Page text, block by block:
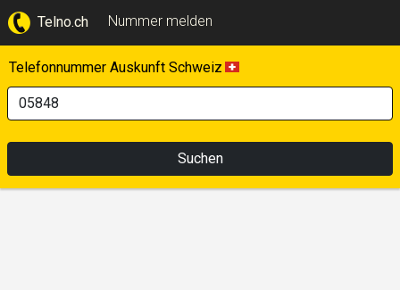
Telno.ch Nummer melden
Telefonnummer Auskunft Schweiz
Suchen